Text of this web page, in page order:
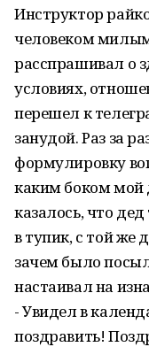
Инструктор
человеком
расспрашивал о
условиях,
перешел к
занудой. Раз за
формулировку
каким боком мой
казалось, что
в тупик, с той же
зачем было
настаивал на
- Увидел в
поздравить!